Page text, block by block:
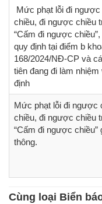
Mức phạt lỗi đi
chiều, đi ngược chiều
“Cấm đi ngược
quy định tại điểm b
168/2024/NĐ-CP và
tiên đang đi làm
định
Mức phạt lỗi đi ngược
chiều, đi ngược chiều
“Cấm đi ngược chiều”
thông.
Cùng loại Biển